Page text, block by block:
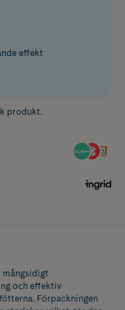
effekt
produkt.
mångsidigt
och effektiv
Förpackningen